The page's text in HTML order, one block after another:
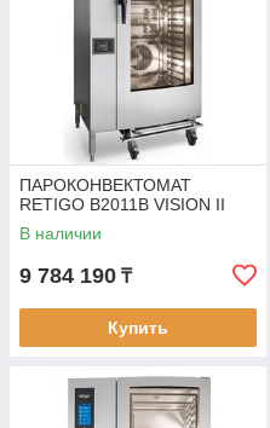
ПАРОКОНВЕКТОМАТ
RETIGO B2011B VISION II
В наличии
9 784 190 ₸
Купить